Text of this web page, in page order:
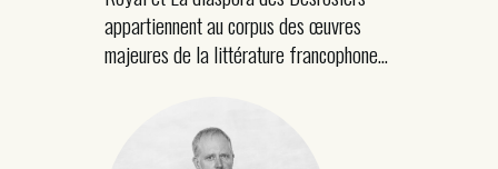
appartiennent au corpus des œuvres
majeures de la littérature francophone...